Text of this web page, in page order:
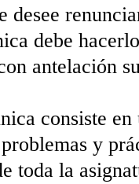
desee
debe
antelación
consiste
y
toda la